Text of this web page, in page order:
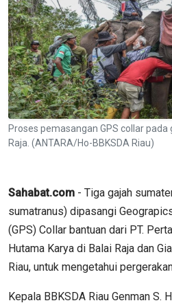
Proses pemasangan GPS collar
Raja. (ANTARA/Ho-BBKSDA Riau)
Sahabat.com - Tiga gajah
sumatranus) dipasangi
(GPS) Collar bantuan dari PT.
Hutama Karya di Balai Raja dan
Riau, untuk mengetahui
Kepala BBKSDA Riau Genman S.